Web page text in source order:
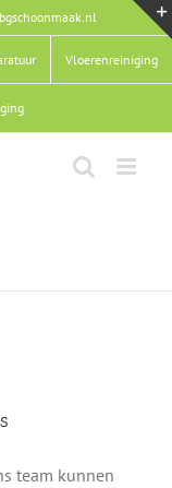
Vloerenreiniging
team kunnen